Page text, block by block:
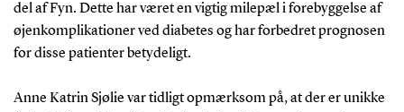
del af Fyn. Dette har været en vigtig milepæl i forebyggelse af
øjenkomplikationer ved diabetes og har forbedret prognosen
for disse patienter betydeligt.
Anne Katrin Sjølie var tidligt opmærksom på, at der er unikke